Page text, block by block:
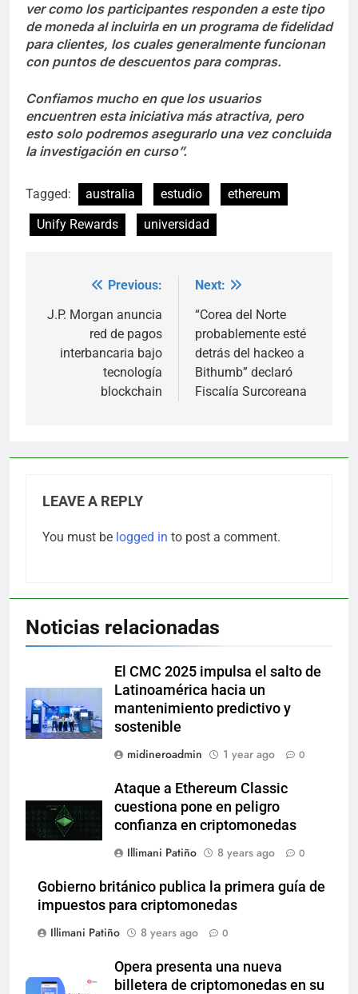
ver como los participantes responden a este tipo
de moneda al incluirla en un programa de fidelidad
para clientes, los cuales generalmente funcionan
con puntos de descuentos para compras.
Confiamos mucho en que los usuarios
encuentren esta iniciativa más atractiva, pero
esto solo podremos asegurarlo una vez concluida
la investigación en curso”.
Tagged: australia estudio
ethereum
Unify Rewards
universidad
navigation
Previous:
J.P. Morgan anuncia
red de pagos
interbancaria bajo
tecnología
blockchain
Next:
“Corea del Norte
probablemente esté
detrás del hackeo a
Bithumb” declaró
Fiscalía Surcoreana
LEAVE A REPLY
You must be logged in to post a comment.
Noticias relacionadas
El CMC 2025 impulsa el salto de
Latinoamérica hacia un
mantenimiento predictivo y
sostenible
midineroadmin
1 year ago 0
Ataque a Ethereum Classic
cuestiona pone en peligro
confianza en criptomonedas
Illimani Patiño
8 years ago 0
Gobierno británico publica la primera guía de
impuestos para criptomonedas
Illimani Patiño
8 years ago 0
Opera presenta una nueva
billetera de criptomonedas en su